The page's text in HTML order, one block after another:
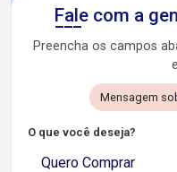
Fale com a
Preencha os campos
Mensagem
O que você deseja?
Quero Comprar